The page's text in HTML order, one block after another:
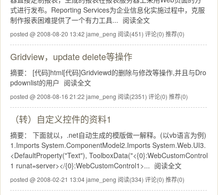
式进行发布。Reporting Services为企业信息化实施过程中，克服
制作报表困难提供了一个有力工具... 阅读全文
posted @ 2008-08-20 13:42 jame_peng 阅读(451) 评论(0) 推荐(0)
Gridview，update delete等操作
摘要： [代码]html[代码]Gridviewd的删除与修改等操作,并且与Dro
pdownlist的用户 阅读全文
posted @ 2008-08-16 21:22 jame_peng 阅读(2351) 评论(0) 推荐(0)
（转）自定义控件的资料1
摘要： 下面就以，.net自动生成的模版做一解释。(以vb语言为例)
1.Imports System.ComponentModel2.Imports System.Web.UI3.
<DefaultProperty("Text"), ToolboxData("<{0}:WebCustomControl
1 runat=server></{0}:WebCustomControl1>... 阅读全文
posted @ 2008-02-21 13:04 jame_peng 阅读(334) 评论(0) 推荐(0)